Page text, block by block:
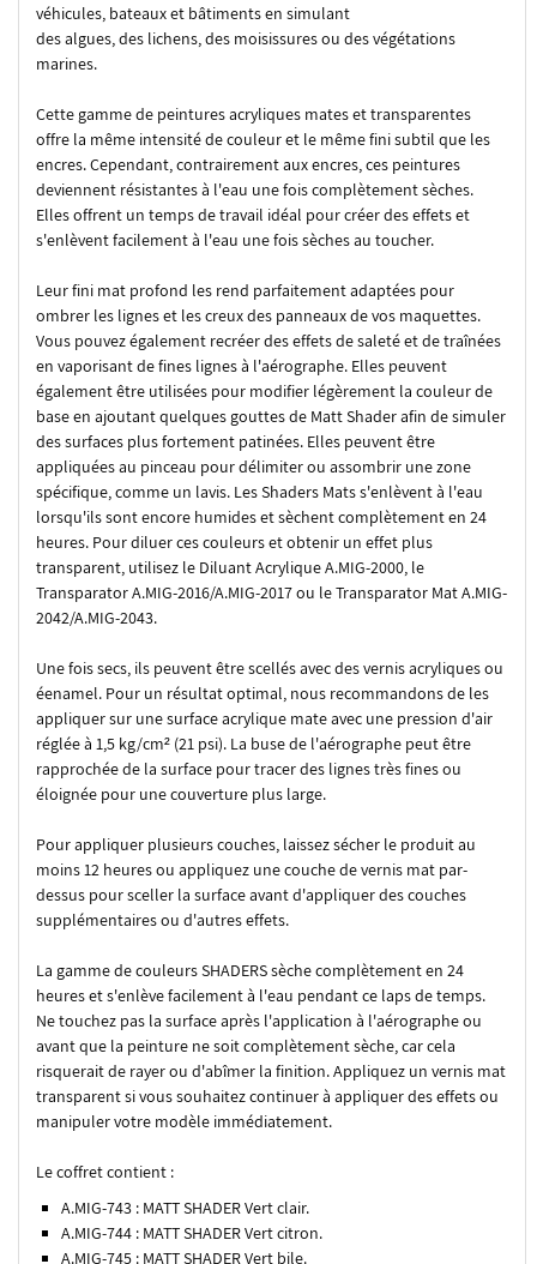
véhicules, bateaux et bâtiments en simulant
des algues, des lichens, des moisissures ou des végétations
marines.
Cette gamme de peintures acryliques mates et transparentes
offre la même intensité de couleur et le même fini subtil que les
encres. Cependant, contrairement aux encres, ces peintures
deviennent résistantes à l'eau une fois complètement sèches.
Elles offrent un temps de travail idéal pour créer des effets et
s'enlèvent facilement à l'eau une fois sèches au toucher.
Leur fini mat profond les rend parfaitement adaptées pour
ombrer les lignes et les creux des panneaux de vos maquettes.
Vous pouvez également recréer des effets de saleté et de traînées
en vaporisant de fines lignes à l'aérographe. Elles peuvent
également être utilisées pour modifier légèrement la couleur de
base en ajoutant quelques gouttes de Matt Shader afin de simuler
des surfaces plus fortement patinées. Elles peuvent être
appliquées au pinceau pour délimiter ou assombrir une zone
spécifique, comme un lavis. Les Shaders Mats s'enlèvent à l'eau
lorsqu'ils sont encore humides et sèchent complètement en 24
heures. Pour diluer ces couleurs et obtenir un effet plus
transparent, utilisez le Diluant Acrylique A.MIG-2000, le
Transparator A.MIG-2016/A.MIG-2017 ou le Transparator Mat A.MIG-
2042/A.MIG-2043.
Une fois secs, ils peuvent être scellés avec des vernis acryliques ou
éenamel. Pour un résultat optimal, nous recommandons de les
appliquer sur une surface acrylique mate avec une pression d'air
réglée à 1,5 kg/cm² (21 psi). La buse de l'aérographe peut être
rapprochée de la surface pour tracer des lignes très fines ou
éloignée pour une couverture plus large.
Pour appliquer plusieurs couches, laissez sécher le produit au
moins 12 heures ou appliquez une couche de vernis mat par-
dessus pour sceller la surface avant d'appliquer des couches
supplémentaires ou d'autres effets.
La gamme de couleurs SHADERS sèche complètement en 24
heures et s'enlève facilement à l'eau pendant ce laps de temps.
Ne touchez pas la surface après l'application à l'aérographe ou
avant que la peinture ne soit complètement sèche, car cela
risquerait de rayer ou d'abîmer la finition. Appliquez un vernis mat
transparent si vous souhaitez continuer à appliquer des effets ou
manipuler votre modèle immédiatement.
Le coffret contient :
A.MIG-743 : MATT SHADER Vert clair.
A.MIG-744 : MATT SHADER Vert citron.
A.MIG-745 : MATT SHADER Vert bile.